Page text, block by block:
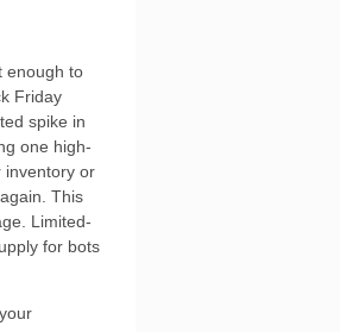
enough to
Friday
spike in
one high-
inventory or
This
Limited-
for bots